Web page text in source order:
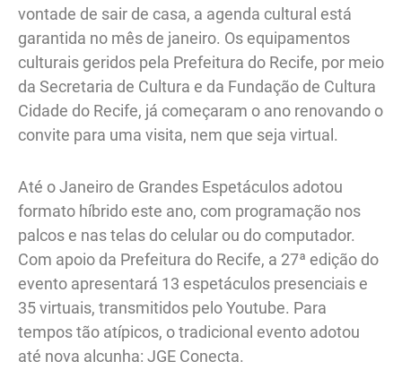
vontade de sair de casa, a agenda cultural está
garantida no mês de janeiro. Os equipamentos
culturais geridos pela Prefeitura do Recife, por meio
da Secretaria de Cultura e da Fundação de Cultura
Cidade do Recife, já começaram o ano renovando o
convite para uma visita, nem que seja virtual.
Até o Janeiro de Grandes Espetáculos adotou
formato híbrido este ano, com programação nos
palcos e nas telas do celular ou do computador.
Com apoio da Prefeitura do Recife, a 27ª edição do
evento apresentará 13 espetáculos presenciais e
35 virtuais, transmitidos pelo Youtube. Para
tempos tão atípicos, o tradicional evento adotou
até nova alcunha: JGE Conecta.